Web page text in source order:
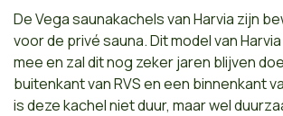
De Vega saunakachels van Harvia zijn
voor de privé sauna. Dit model van
mee en zal dit nog zeker jaren blijven
buitenkant van RVS en een binnenkant
is deze kachel niet duur, maar wel